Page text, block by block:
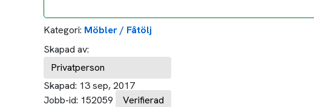
Kategori: Möbler / Fåtölj
Skapad av:
Privatperson
Skapad: 13 sep, 2017
Jobb-id: 152059 Verifierad